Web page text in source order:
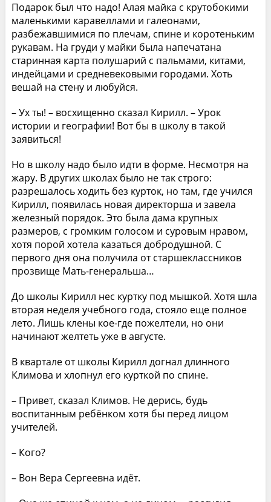
Подарок был что надо! Алая майка с крутобокими
маленькими каравеллами и галеонами,
разбежавшимися по плечам, спине и коротеньким
рукавам. На груди у майки была напечатана
старинная карта полушарий с пальмами, китами,
индейцами и средневековыми городами. Хоть
вешай на стену и любуйся.
– Ух ты! – восхищенно сказал Кирилл. – Урок
истории и географии! Вот бы в школу в такой
заявиться!
Но в школу надо было идти в форме. Несмотря на
жару. В других школах было не так строго:
разрешалось ходить без курток, но там, где учился
Кирилл, появилась новая директорша и завела
железный порядок. Это была дама крупных
размеров, с громким голосом и суровым нравом,
хотя порой хотела казаться добродушной. С
первого дня она получила от старшеклассников
прозвище Мать-генеральша…
До школы Кирилл нес куртку под мышкой. Хотя шла
вторая неделя учебного года, стояло еще полное
лето. Лишь клены кое-где пожелтели, но они
начинают желтеть уже в августе.
В квартале от школы Кирилл догнал длинного
Климова и хлопнул его курткой по спине.
– Привет, сказал Климов. Не дерись, будь
воспитанным ребёнком хотя бы перед лицом
учителей.
– Кого?
– Вон Вера Сергеевна идёт.